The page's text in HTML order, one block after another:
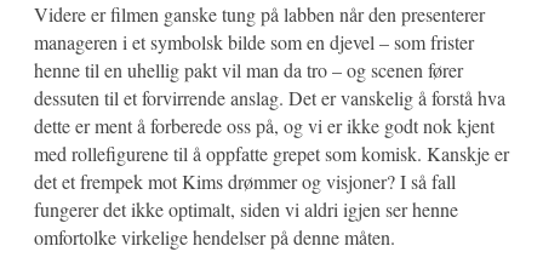
Videre er filmen ganske tung på labben når den presenterer
manageren i et symbolsk bilde som en djevel – som frister
henne til en uhellig pakt vil man da tro – og scenen fører
dessuten til et forvirrende anslag. Det er vanskelig å forstå hva
dette er ment å forberede oss på, og vi er ikke godt nok kjent
med rollefigurene til å oppfatte grepet som komisk. Kanskje er
det et frempek mot Kims drømmer og visjoner? I så fall
fungerer det ikke optimalt, siden vi aldri igjen ser henne
omfortolke virkelige hendelser på denne måten.